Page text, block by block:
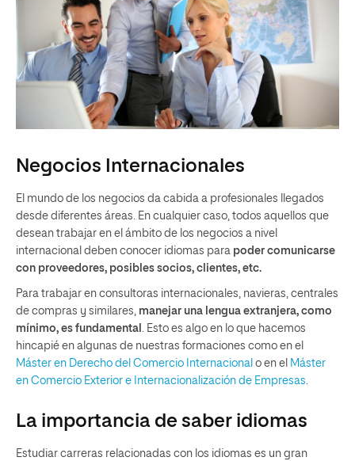
Negocios Internacionales
El mundo de los negocios da cabida a profesionales llegados
desde diferentes áreas. En cualquier caso, todos aquellos que
desean trabajar en el ámbito de los negocios a nivel
internacional deben conocer idiomas para poder comunicarse
con proveedores, posibles socios, clientes, etc.
Para trabajar en consultoras internacionales, navieras, centrales
de compras y similares, manejar una lengua extranjera, como
mínimo, es fundamental . Esto es algo en lo que hacemos
hincapié en algunas de nuestras formaciones como en el
Máster en Derecho del Comercio Internacional o en el Máster
en Comercio Exterior e Internacionalización de Empresas.
La importancia de saber idiomas
Estudiar carreras relacionadas con los idiomas es un gran